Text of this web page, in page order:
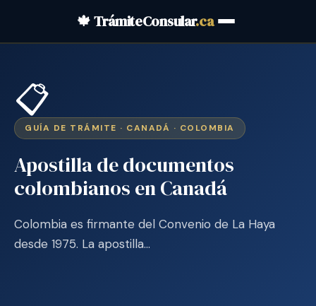
🍁 TrámiteConsular.ca
📋
GUÍA DE TRÁMITE · CANADÁ · COLOMBIA
Apostilla de documentos
colombianos en Canadá
Colombia es firmante del Convenio de La Haya
desde 1975. La apostilla…